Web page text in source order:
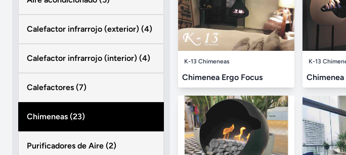
Calefactor infrarrojo (exterior) (4)
Calefactor infrarrojo (interior) (4)
Calefactores (7)
Chimeneas (23)
Purificadores de Aire (2)
K-13 Chimeneas
Chimenea Ergo Focus
K-13
Chimenea